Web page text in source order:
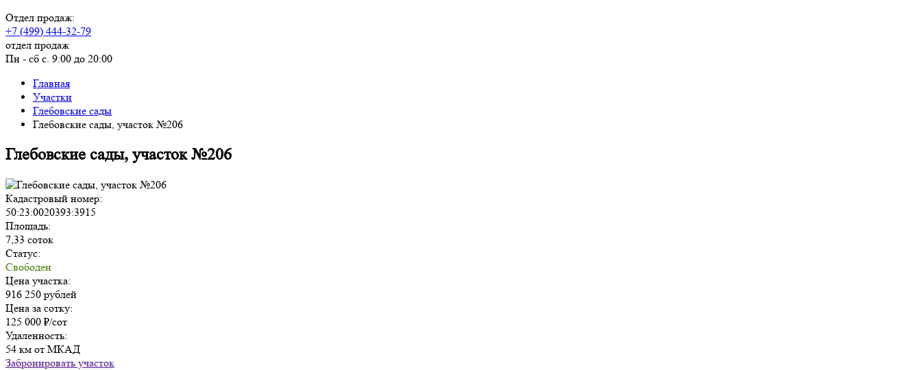
Отдел продаж:
+7 (499) 444-32-79
отдел продаж
Пн - сб с. 9:00 до 20:00
Главная
Участки
Глебовские сады
Глебовские сады, участок №206
Глебовские сады, участок №206
Кадастровый номер:
50:23:0020393:3915
Площадь:
7,33 соток
Статус:
Свободен
Цена участка:
916 250 рублей
Цена за сотку:
125 000 ₽/сот
Удаленность:
54 км от МКАД
Забронировать участок